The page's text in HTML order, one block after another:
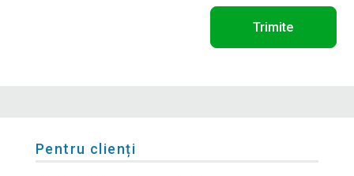
Trimite
Pentru clienți